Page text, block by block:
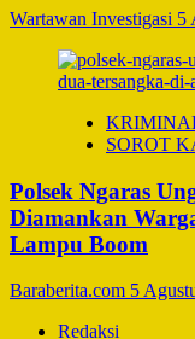
Wartawan Investigasi 5
SOROT
Polsek Ngaras
Diamankan
Lampu Boom
Baraberita.com 5
Redaksi